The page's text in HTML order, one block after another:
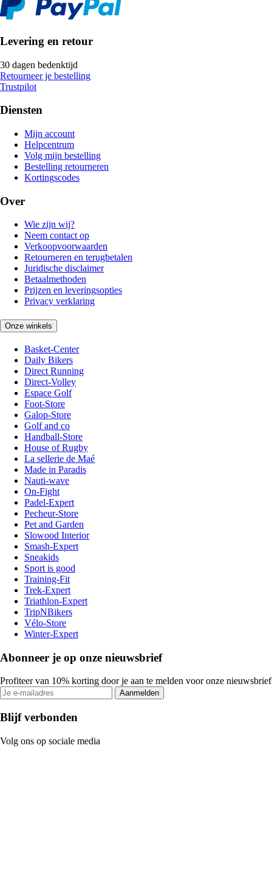
Levering en retour
30 dagen bedenktijd
Retourneer je bestelling
Trustpilot
Diensten
Mijn account
Helpcentrum
Volg mijn bestelling
Bestelling retourneren
Kortingscodes
Over
Wie zijn wij?
Neem contact op
Verkoopvoorwaarden
Retourneren en terugbetalen
Juridische disclaimer
Betaalmethoden
Prijzen en leveringsopties
Privacy verklaring
Onze winkels
Basket-Center
Daily Bikers
Direct Running
Direct-Volley
Espace Golf
Foot-Store
Galop-Store
Golf and co
Handball-Store
House of Rugby
La sellerie de Maé
Made in Paradis
Nauti-wave
On-Fight
Padel-Expert
Pecheur-Store
Pet and Garden
Slowood Interior
Smash-Expert
Sneakids
Sport is good
Training-Fit
Trek-Expert
Triathlon-Expert
TripNBikers
Vélo-Store
Winter-Expert
Abonneer je op onze nieuwsbrief
Profiteer van 10% korting door je aan te melden voor onze nieuwsbrief
Aanmelden
Blijf verbonden
Volg ons op sociale media